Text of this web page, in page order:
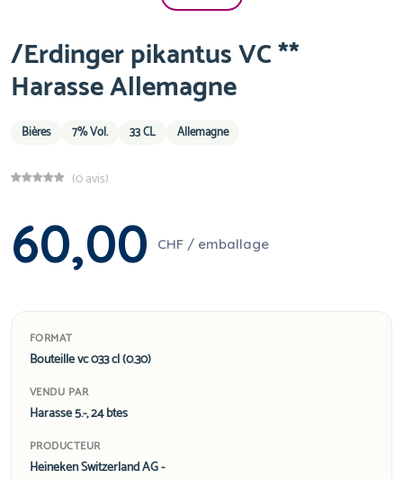
/Erdinger pikantus VC **
Harasse Allemagne
Bières 7% Vol. 33 CL Allemagne
(0 avis)
60,00 CHF / emballage
FORMAT
Bouteille vc 033 cl (0.30)
VENDU PAR
Harasse 5.-, 24 btes
PRODUCTEUR
Heineken Switzerland AG -